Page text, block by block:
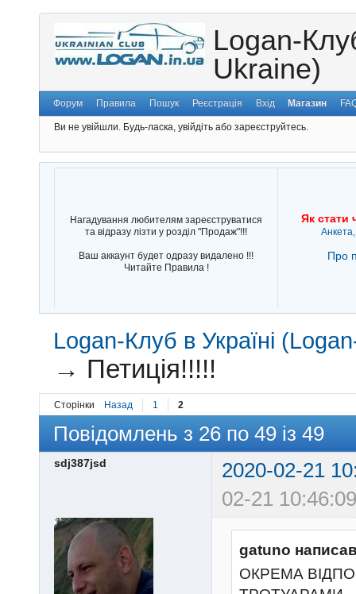
Logan-
Ukraine)
Форум Правила Пошук Реєстрація Вхід Магазин
Ви не увійшли. Будь-ласка, увійдіть або зареєструйтесь.
Нагадування любителям зареєструватися
та відразу лізти у розділ "Продаж"!!!
Ваш аккаунт будет одразу видалено !!!
Читайте Правила !
Як стати
Про
Logan-Клуб в Україні
→ Петиція!!!!!
Сторінки Назад 1 2
Повідомлень з 26 по 49 із 49
sdj387jsd
2020-02-21
02-21
gatuno
ОКРЕМА